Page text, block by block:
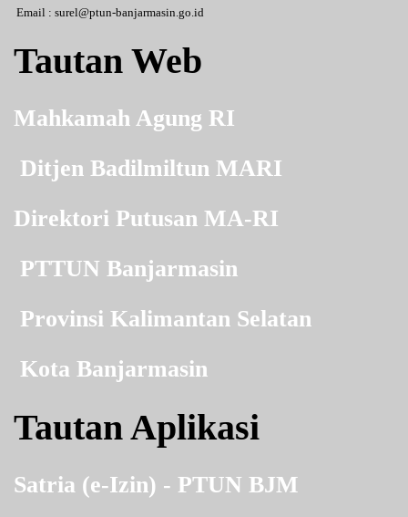
Email : surel@ptun-banjarmasin.go.id
Tautan Web
Mahkamah Agung RI
Ditjen Badilmiltun MARI
Direktori Putusan MA-RI
PTTUN Banjarmasin
Provinsi Kalimantan Selatan
Kota Banjarmasin
Tautan Aplikasi
Satria (e-Izin) - PTUN BJM